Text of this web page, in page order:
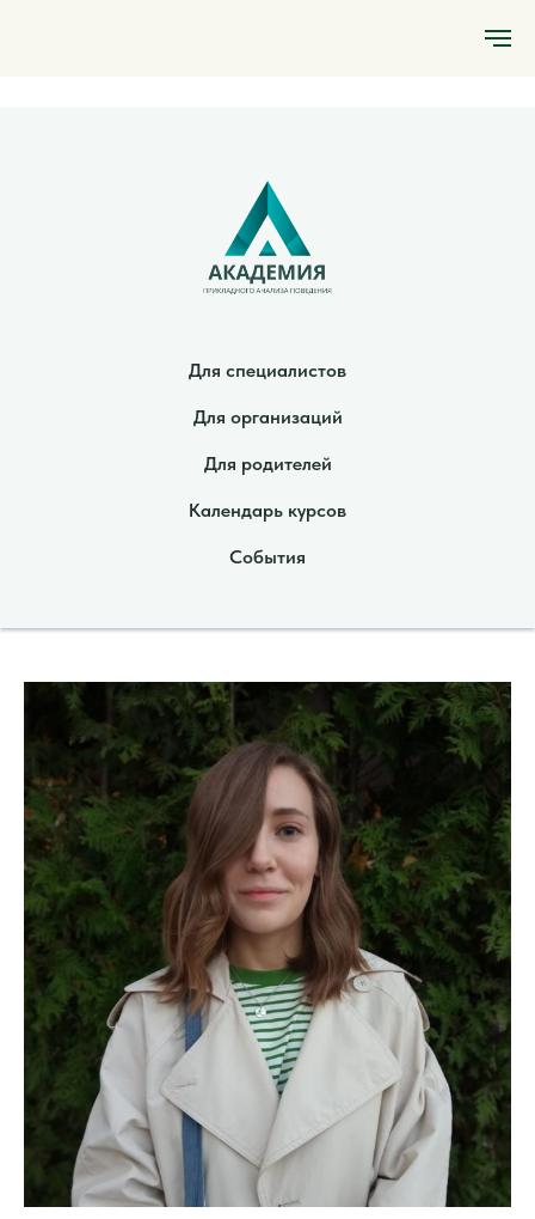
Для специалистов
Для организаций
Для родителей
Календарь курсов
События